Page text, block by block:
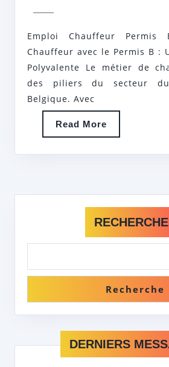
AVEC
PERMIS
B
Emploi Chauffeur Permis
Chauffeur avec le Permis B :
Polyvalente Le métier de
des piliers du secteur
Belgique. Avec
Read More
More
Recherche
DERNIERS